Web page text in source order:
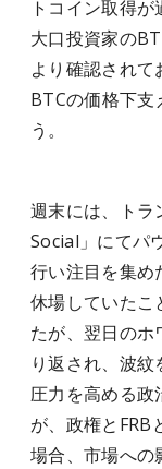
トコイン取得
大口投資家の
より確認され
BTCの価格下支
う。
週末には、ト
Social」にてパ
行い注目を集め
休場していたこ
たが、翌日の
り返され、波
圧力を高める政
が、政権とFRB
場合、市場への